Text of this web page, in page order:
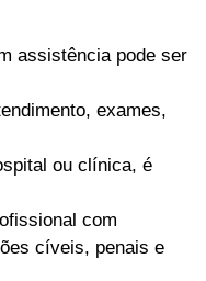
assistência pode ser
exames,
ou clínica, é
com
cíveis, penais e